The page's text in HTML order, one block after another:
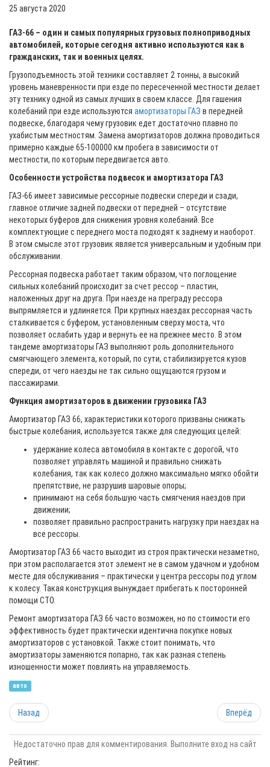
25 августа 2020
ГАЗ-66 – один и самых популярных грузовых полноприводных
автомобилей, которые сегодня активно используются как в
гражданских, так и военных целях.
Грузоподъемность этой техники составляет 2 тонны, а высокий
уровень маневренности при езде по пересеченной местности делает
эту технику одной из самых лучших в своем классе. Для гашения
колебаний при езде используются амортизаторы ГАЗ в передней
подвеске, благодаря чему грузовик едет достаточно плавно по
ухабистым местностям. Замена амортизаторов должна проводиться
примерно каждые 65-100000 км пробега в зависимости от
местности, по которым передвигается авто.
Особенности устройства подвесок и амортизатора ГАЗ
ГАЗ-66 имеет зависимые рессорные подвески спереди и сзади,
главное отличие задней подвески от передней – отсутствие
некоторых буферов для снижения уровня колебаний. Все
комплектующие с переднего моста подходят к заднему и наоборот.
В этом смысле этот грузовик является универсальным и удобным при
обслуживании.
Рессорная подвеска работает таким образом, что поглощение
сильных колебаний происходит за счет рессор – пластин,
наложенных друг на друга. При наезде на преграду рессора
выпрямляется и удлиняется. При крупных наездах рессорная часть
сталкивается с буфером, установленным сверху моста, что
позволяет ослабить удар и вернуть ее на прежнее место. В этом
тандеме амортизаторы ГАЗ выполняют роль дополнительного
смягчающего элемента, который, по сути, стабилизируется кузов
спереди, от чего наезды не так сильно ощущаются грузом и
пассажирами.
Функция амортизаторов в движении грузовика ГАЗ
Амортизатор ГАЗ 66, характеристики которого призваны снижать
быстрые колебания, используется также для следующих целей:
удержание колеса автомобиля в контакте с дорогой, что
позволяет управлять машиной и правильно снижать
колебания, так как колесо должно максимально мягко обойти
препятствие, не разрушив шаровые опоры;
принимают на себя большую часть смягчения наездов при
движении;
позволяет правильно распространить нагрузку при наездах на
все рессоры.
Амортизатор ГАЗ 66 часто выходит из строя практически незаметно,
при этом располагается этот элемент не в самом удачном и удобном
месте для обслуживания – практически у центра рессоры под углом
к колесу. Такая конструкция вынуждает прибегать к посторонней
помощи СТО.
Ремонт амортизатора ГАЗ 66 часто возможен, но по стоимости его
эффективность будет практически идентична покупке новых
амортизаторов с установкой. Также стоит понимать, что
амортизаторы заменяются попарно, так как разная степень
изношенности может повлиять на управляемость.
авто
Назад Вперёд
Недостаточно прав для комментирования. Выполните вход на сайт
Рейтинг: